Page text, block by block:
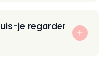
je regarder